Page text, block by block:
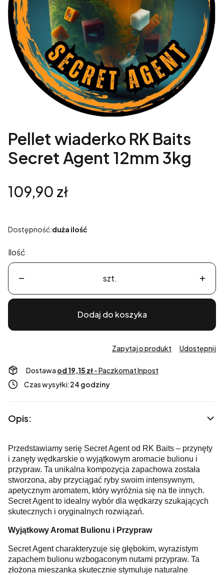
Pellet wiaderko RK Baits
Secret Agent 12mm 3kg
Cena
109,90 zł
Dostępność:duża ilość
Ilość
szt.
Dodaj do koszyka
Zapytaj o produkt Udostępnij
Dostawa od 19,15 zł- Paczkomat Inpost
Czas wysyłki:24 godziny
Opis:
Przedstawiamy serię Secret Agent od RK Baits – przynęty
i zanęty wędkarskie o wyjątkowym aromacie bulionu i
przypraw. Ta unikalna kompozycja zapachowa została
stworzona, aby przyciągać ryby swoim intensywnym,
apetycznym aromatem, który wyróżnia się na tle innych.
Secret Agent to idealny wybór dla wędkarzy szukających
skutecznych i oryginalnych rozwiązań.
Wyjątkowy Aromat Bulionu i Przypraw
Secret Agent charakteryzuje się głębokim, wyrazistym
zapachem bulionu wzbogaconym nutami przypraw. Ta
złożona mieszanka skutecznie stymuluje naturalne